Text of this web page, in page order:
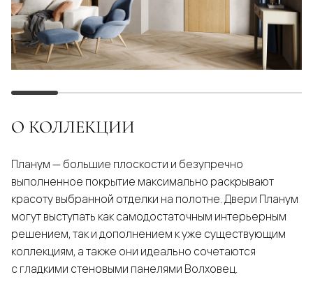
О КОЛЛЕКЦИИ
Планум — большие плоскости и безупречно
выполненное покрытие максимально раскрывают
красоту выбранной отделки на полотне. Двери Планум
могут выступать как самодостаточным интерьерным
решением, так и дополнением к уже существующим
коллекциям, а также они идеально сочетаются
с гладкими стеновыми панелями Волховец.